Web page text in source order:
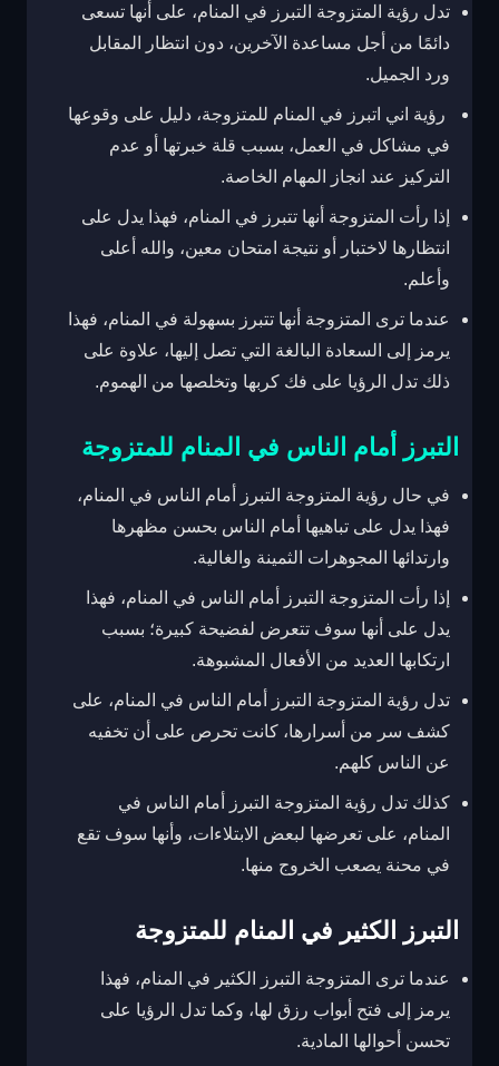
تدل رؤية المتزوجة التبرز في المنام، على أنها تسعى
دائمًا من أجل مساعدة الآخرين، دون انتظار المقابل
ورد الجميل.
رؤية اني اتبرز في المنام للمتزوجة، دليل على وقوعها
في مشاكل في العمل، بسبب قلة خبرتها أو عدم
التركيز عند انجاز المهام الخاصة.
إذا رأت المتزوجة أنها تتبرز في المنام، فهذا يدل على
انتظارها لاختبار أو نتيجة امتحان معين، والله أعلى
وأعلم.
عندما ترى المتزوجة أنها تتبرز بسهولة في المنام، فهذا
يرمز إلى السعادة البالغة التي تصل إليها، علاوة على
ذلك تدل الرؤيا على فك كربها وتخلصها من الهموم.
التبرز أمام الناس في المنام للمتزوجة
في حال رؤية المتزوجة التبرز أمام الناس في المنام،
فهذا يدل على تباهيها أمام الناس بحسن مظهرها
وارتدائها المجوهرات الثمينة والغالية.
إذا رأت المتزوجة التبرز أمام الناس في المنام، فهذا
يدل على أنها سوف تتعرض لفضيحة كبيرة؛ بسبب
ارتكابها العديد من الأفعال المشبوهة.
تدل رؤية المتزوجة التبرز أمام الناس في المنام، على
كشف سر من أسرارها، كانت تحرص على أن تخفيه
عن الناس كلهم.
كذلك تدل رؤية المتزوجة التبرز أمام الناس في
المنام، على تعرضها لبعض الابتلاءات، وأنها سوف تقع
في محنة يصعب الخروج منها.
التبرز الكثير في المنام للمتزوجة
عندما ترى المتزوجة التبرز الكثير في المنام، فهذا
يرمز إلى فتح أبواب رزق لها، وكما تدل الرؤيا على
تحسن أحوالها المادية.